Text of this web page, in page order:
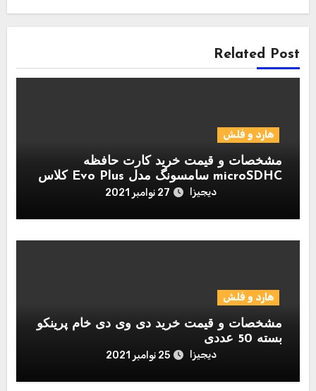
Related Post
هارد و فلش
مشخصات و قیمت خرید کارت حافظه
microSDHC سامسونگ مدل Evo Plus کلاس
دیجیزا 27 نوامبر 2021
هارد و فلش
مشخصات و قیمت خرید دی وی دی خام پرینکو
بسته 50 عددی
دیجیزا 25 نوامبر 2021